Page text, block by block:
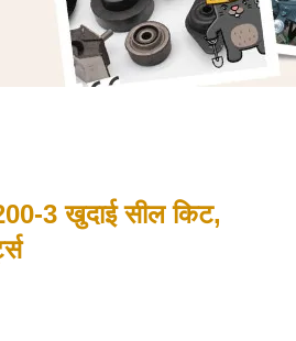
3 खुदाई सील किट,